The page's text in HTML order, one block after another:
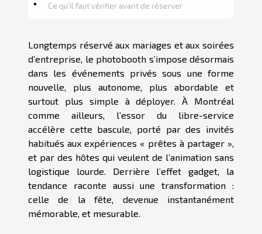
Ce qu’il faut vérifier avant de réserver
Longtemps réservé aux mariages et aux soirées
d’entreprise, le photobooth s’impose désormais
dans les événements privés sous une forme
nouvelle, plus autonome, plus abordable et
surtout plus simple à déployer. À Montréal
comme ailleurs, l’essor du libre-service
accélère cette bascule, porté par des invités
habitués aux expériences « prêtes à partager »,
et par des hôtes qui veulent de l’animation sans
logistique lourde. Derrière l’effet gadget, la
tendance raconte aussi une transformation :
celle de la fête, devenue instantanément
mémorable, et mesurable.